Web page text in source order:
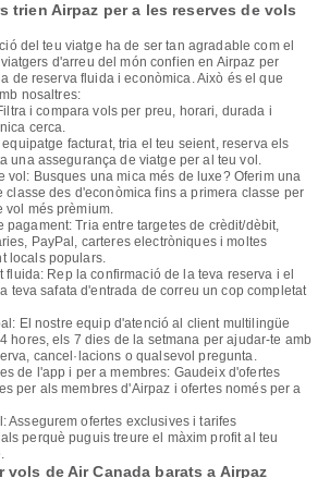
trien Airpaz per a les reserves de vols
del teu viatge ha de ser tan agradable com el
d'arreu del món confien en Airpaz per
de reserva fluida i econòmica. Això és el que
nosaltres:
i compara vols per preu, horari, durada i
cerca.
equipatge facturat, tria el teu seient, reserva els
una assegurança de viatge per al teu vol.
vol: Busques una mica més de luxe? Oferim una
classe des d'econòmica fins a primera classe per
vol més prèmium.
pagament: Tria entre targetes de crèdit/dèbit,
PayPal, carteres electròniques i moltes
locals populars.
Rep la confirmació de la teva reserva i el
teva safata d'entrada de correu un cop completat
El nostre equip d'atenció al client multilingüe
hores, els 7 dies de la setmana per ajudar-te amb
cancel·lacions o qualsevol pregunta.
de l'app i per a membres: Gaudeix d'ofertes
per als membres d'Airpaz i ofertes només per a
Assegurem ofertes exclusives i tarifes
perquè puguis treure el màxim profit al teu
de Air Canada barats a Airpaz